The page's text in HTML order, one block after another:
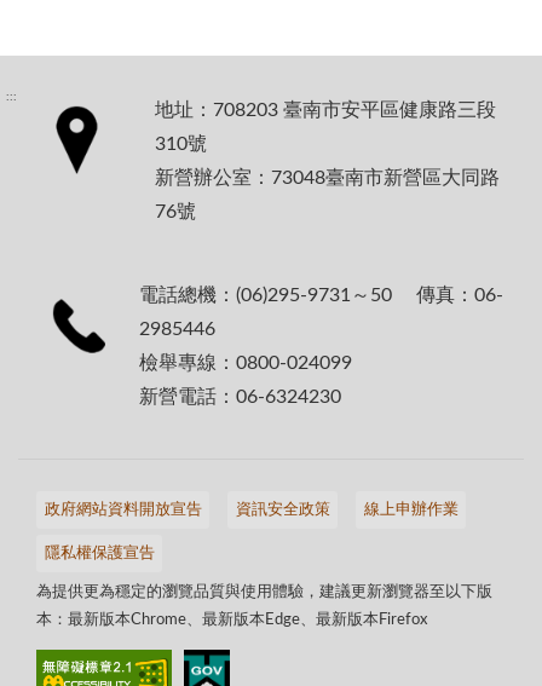
:::
地址：708203 臺南市安平區健康路三段
310號
新營辦公室：73048臺南市新營區大同路
76號
電話總機：(06)295-9731～50 傳真：06-
2985446
檢舉專線：0800-024099
新營電話：06-6324230
政府網站資料開放宣告 資訊安全政策 線上申辦作業
隱私權保護宣告
為提供更為穩定的瀏覽品質與使用體驗，建議更新瀏覽器至以下版
本：最新版本Chrome、最新版本Edge、最新版本Firefox